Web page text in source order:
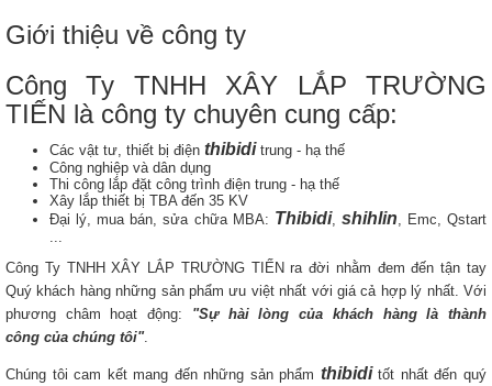
Giới thiệu về công ty
Công Ty TNHH XÂY LẮP TRƯỜNG
TIẾN là công ty chuyên cung cấp:
Các vật tư, thiết bị điện thibiditrung - hạ thế
Công nghiệp và dân dụng
Thi công lắp đặt công trình điện trung - hạ thế
Xây lắp thiết bị TBA đến 35 KV
Đại lý, mua bán, sửa chữa MBA: Thibidi, shihlin , Emc, Qstart
Công Ty TNHH XÂY LẮP TRƯỜNG TIẾN ra đời nhằm đem đến tận tay
Quý khách hàng những sản phẩm ưu việt nhất với giá cả hợp lý nhất. Với
phương châm hoạt động: "Sự hài lòng của khách hàng là thành
công của chúng tôi".
Chúng tôi cam kết mang đến những sản phẩm thibiditốt nhất đến quý